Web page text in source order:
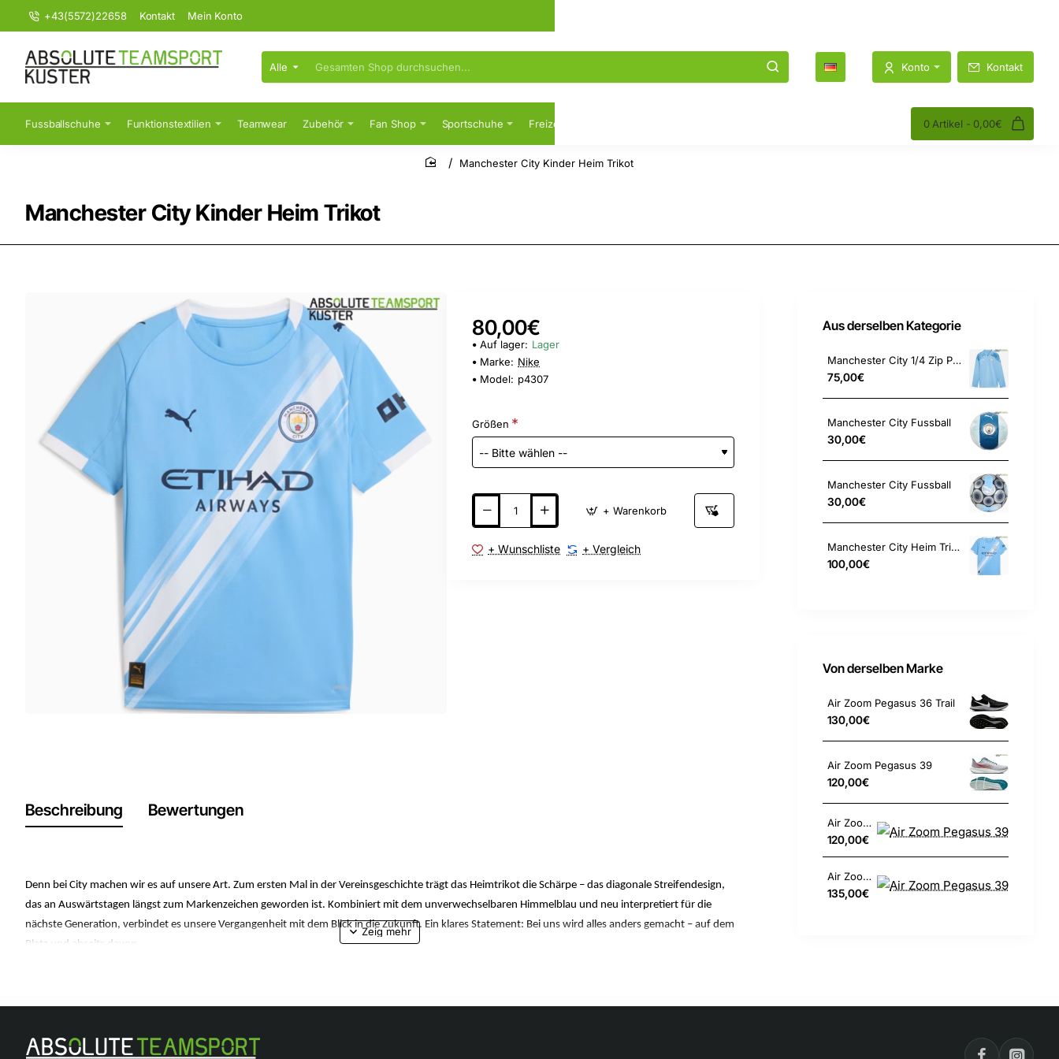
+43(5572)22658 Kontakt Mein Konto
Alle
Gesamten
Shop
Konto Kontakt
Fussballschuhe Funktionstextilien Teamwear Zubehör Fan Shop Sportschuhe Freizeit 0 Artikel - 0,00€
Manchester City Kinder Heim Trikot
home
Manchester City Kinder Heim Trikot
80,00€
Auf lager: Lager
Marke: Nike
Model: p4307
Größen
+ Warenkorb
+ Wunschliste + Vergleich
Beschreibung Bewertungen
Denn bei City machen wir es auf unsere Art. Zum ersten Mal in der Vereinsgeschichte trägt das Heimtrikot die Schärpe – das diagonale Streifendesign,
das an Auswärtstagen längst zum Markenzeichen geworden ist. Kombiniert mit dem unverwechselbaren Himmelblau und neu interpretiert für die
nächste Generation, verbindet es unsere Vergangenheit mit dem Blick in die Zukunft. Ein klares Statement: Bei uns wird alles anders gemacht – auf dem
Platz und abseits davon.
Materialien hergestellt
Aus derselben Kategorie
Manchester City 1/4 Zip Pullover
75,00€
Manchester City Fussball
30,00€
Manchester City Fussball
30,00€
Manchester City Heim Trikot
100,00€
Von derselben Marke
Air Zoom Pegasus 36 Trail
130,00€
Air Zoom Pegasus 39
120,00€
Air Zoom Pegasus 39
120,00€
Air Zoom Pegasus 39
135,00€